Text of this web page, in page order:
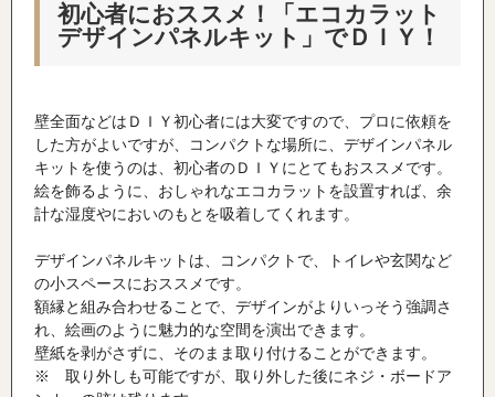
初心者におススメ！「エコカラット
デザインパネルキット」でＤＩＹ！
壁全面などはＤＩＹ初心者には大変ですので、プロに依頼を
した方がよいですが、コンパクトな場所に、デザインパネル
キットを使うのは、初心者のＤＩＹにとてもおススメです。
絵を飾るように、おしゃれなエコカラットを設置すれば、余
計な湿度やにおいのもとを吸着してくれます。
デザインパネルキットは、コンパクトで、トイレや玄関など
の小スペースにおススメです。
額縁と組み合わせることで、デザインがよりいっそう強調さ
れ、絵画のように魅力的な空間を演出できます。
壁紙を剥がさずに、そのまま取り付けることができます。
※ 取り外しも可能ですが、取り外した後にネジ・ボードア